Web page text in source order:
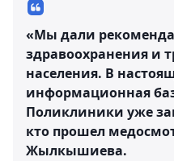
«Мы дали
здравоохранения и
населения. В
информационная
Поликлиники уже
кто прошел
Жылкышиева.